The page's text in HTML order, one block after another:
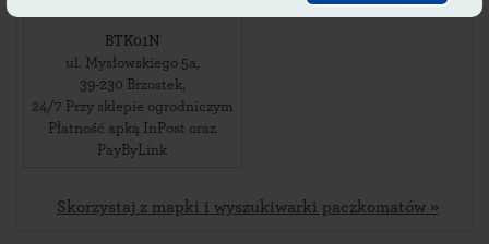
BTK01N
ul. Mysłowskiego 5a,
39-230 Brzostek,
24/7 Przy sklepie ogrodniczym
Płatność apką InPost oraz
PayByLink
Skorzystaj z mapki i wyszukiwarki paczkomatów »